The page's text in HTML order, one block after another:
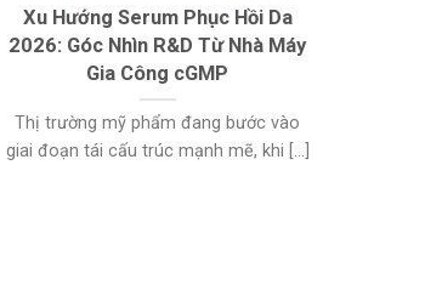
Xu Hướng Serum Phục Hồi Da
2026: Góc Nhìn R&D Từ Nhà Máy
Gia Công cGMP
Thị trường mỹ phẩm đang bước vào
giai đoạn tái cấu trúc mạnh mẽ, khi [...]